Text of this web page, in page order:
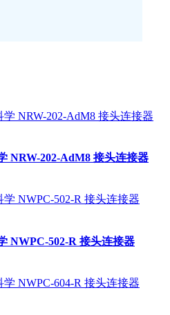
NRW-202-AdM8 接头连接器
NWPC-502-R 接头连接器